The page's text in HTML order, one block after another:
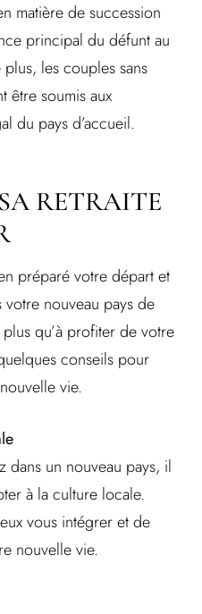
matière de succession
principal du défunt au
les couples sans
être soumis aux
du pays d’accueil.
RETRAITE
préparé votre départ et
votre nouveau pays de
qu’à profiter de votre
conseils pour
vie.
dans un nouveau pays, il
à la culture locale.
vous intégrer et de
nouvelle vie.